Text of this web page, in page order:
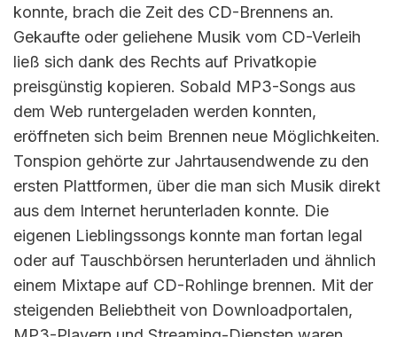
konnte, brach die Zeit des CD-Brennens an.
Gekaufte oder geliehene Musik vom CD-Verleih
ließ sich dank des Rechts auf Privatkopie
preisgünstig kopieren. Sobald MP3-Songs aus
dem Web runtergeladen werden konnten,
eröffneten sich beim Brennen neue Möglichkeiten.
Tonspion gehörte zur Jahrtausendwende zu den
ersten Plattformen, über die man sich Musik direkt
aus dem Internet herunterladen konnte. Die
eigenen Lieblingssongs konnte man fortan legal
oder auf Tauschbörsen herunterladen und ähnlich
einem Mixtape auf CD-Rohlinge brennen. Mit der
steigenden Beliebtheit von Downloadportalen,